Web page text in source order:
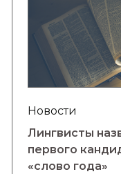
Новости
Лингвисты
первого
«слово года»